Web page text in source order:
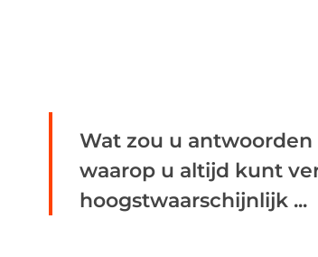
Wat zou u
waarop u altijd kunt
hoogstwaarschijnlijk ...